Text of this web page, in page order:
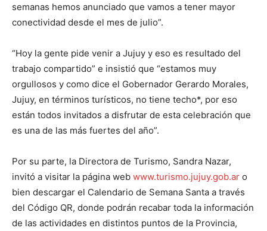
semanas hemos anunciado que vamos a tener mayor
conectividad desde el mes de julio”.
“Hoy la gente pide venir a Jujuy y eso es resultado del
trabajo compartido” e insistió que “estamos muy
orgullosos y como dice el Gobernador Gerardo Morales,
Jujuy, en términos turísticos, no tiene techo*, por eso
están todos invitados a disfrutar de esta celebración que
es una de las más fuertes del año”.
Por su parte, la Directora de Turismo, Sandra Nazar,
invitó a visitar la página web www.turismo.jujuy.gob.ar o
bien descargar el Calendario de Semana Santa a través
del Código QR, donde podrán recabar toda la información
de las actividades en distintos puntos de la Provincia,